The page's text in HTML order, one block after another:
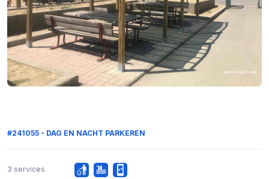
#241055 - DAG EN NACHT PARKEREN
3 services